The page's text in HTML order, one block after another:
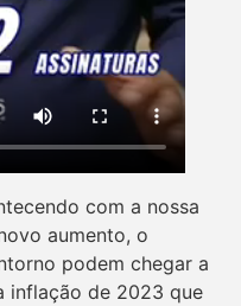
com a nossa
aumento, o
podem chegar a
inflação de 2023 que